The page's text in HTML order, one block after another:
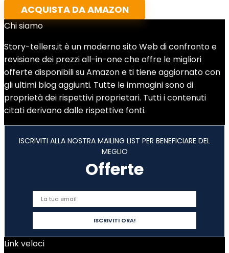
ACQUISTA DA AMAZON
Chi siamo
Story-tellers.it è un moderno sito Web di confronto e
revisione dei prezzi all-in-one che offre le migliori
offerte disponibili su Amazon e ti tiene aggiornato con
gli ultimi blog aggiunti. Tutte le immagini sono di
proprietà dei rispettivi proprietari. Tutti i contenuti
citati derivano dalle rispettive fonti.
ISCRIVITI ALLA NOSTRA MAILING LIST PER BENEFICIARE DEL
MEGLIO
Offerte
Link veloci